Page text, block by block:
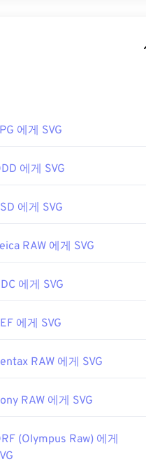
성입니다. 이 파일 형식은 이
형식이 아니라는 점에서 독
과 같은 일반적인 텍스
SVG 파일을 변환할 수 있
또는SVG to PNG
에게 SVG
에게 SVG
에게 SVG
RAW 에게 SVG
에게 SVG
에게 SVG
RAW 에게 SVG
RAW 에게 SVG
(Olympus Raw) 에게